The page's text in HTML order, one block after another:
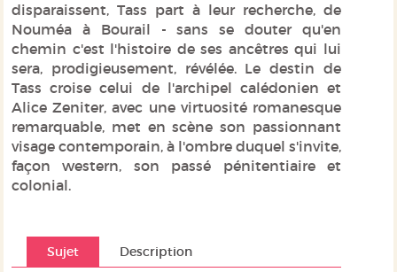
disparaissent, Tass part à leur recherche, de
Nouméa à Bourail - sans se douter qu'en
chemin c'est l'histoire de ses ancêtres qui lui
sera, prodigieusement, révélée. Le destin de
Tass croise celui de l'archipel calédonien et
Alice Zeniter, avec une virtuosité romanesque
remarquable, met en scène son passionnant
visage contemporain, à l'ombre duquel s'invite,
façon western, son passé pénitentiaire et
colonial.
Sujet Description